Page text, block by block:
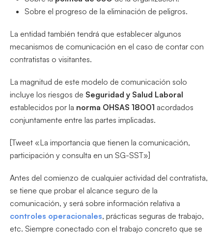
Sobre el progreso de la eliminación de peligros.
La entidad también tendrá que establecer algunos
mecanismos de comunicación en el caso de contar con
contratistas o visitantes.
La magnitud de este modelo de comunicación solo
incluye los riesgos de Seguridad y Salud Laboral
establecidos por la norma OHSAS 18001 acordados
conjuntamente entre las partes implicadas.
[Tweet «La importancia que tienen la comunicación,
participación y consulta en un SG-SST»]
Antes del comienzo de cualquier actividad del contratista,
se tiene que probar el alcance seguro de la
comunicación, y será sobre información relativa a
controles operacionales, prácticas seguras de trabajo,
etc. Siempre conectado con el trabajo concreto que se